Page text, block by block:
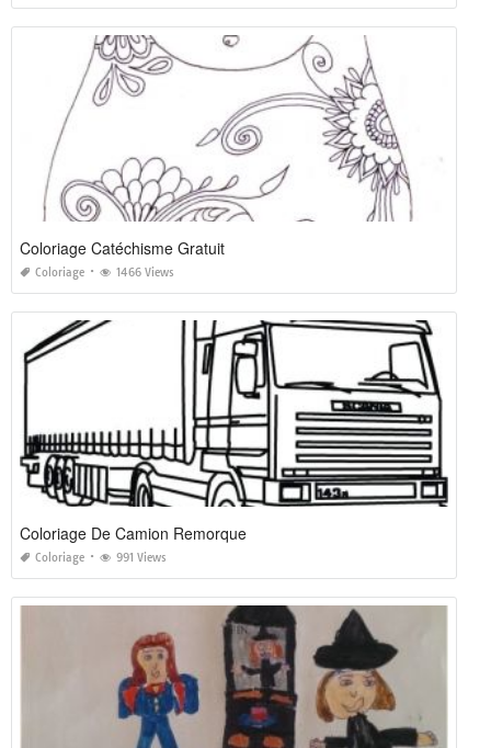
Coloriage Catéchisme Gratuit
Coloriage 1466 Views
Coloriage De Camion Remorque
Coloriage 991 Views